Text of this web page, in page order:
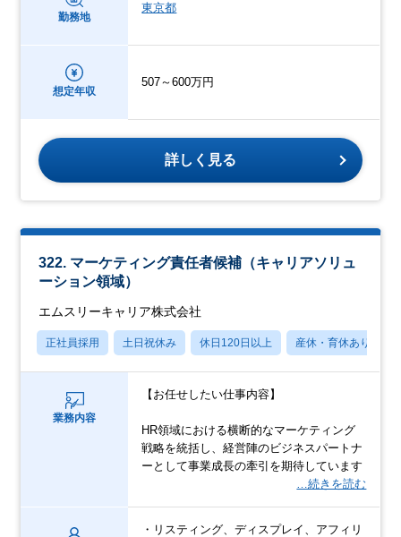
勤務地
東京都
想定年収
507～600万円
詳しく見る
322. マーケティング責任者候補（キャリアソリュ
ーション領域）
エムスリーキャリア株式会社
正社員採用 土日祝休み 休日120日以上 産休・育休あり
業務内容
【お任せしたい仕事内容】
HR領域における横断的なマーケティング
戦略を統括し、経営陣のビジネスパートナ
ーとして事業成長の牽引を期待しています
…続きを読む
・リスティング、ディスプレイ、アフィリ